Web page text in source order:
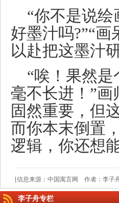
“你不是说
好墨汁吗?”“
以赴把这墨汁
“唉！果然是
毫不长进！”
固然重要，但
而你本末倒置
逻辑，你还想
[信息来源：中国寓言网 作者：李子
李子舟专栏